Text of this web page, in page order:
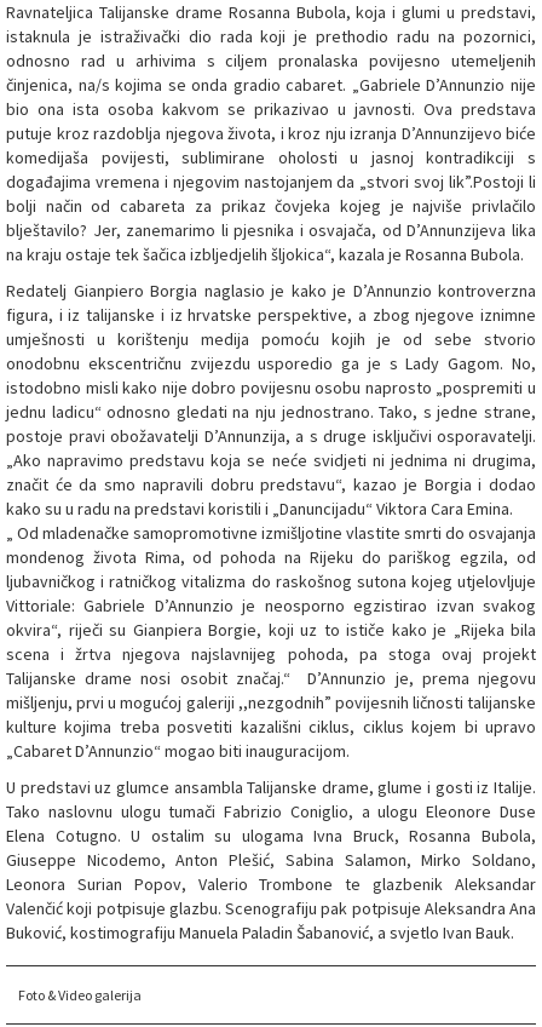
Ravnateljica Talijanske drame Rosanna Bubola, koja i glumi u predstavi,
istaknula je istraživački dio rada koji je prethodio radu na pozornici,
odnosno rad u arhivima s ciljem pronalaska povijesno utemeljenih
činjenica, na/s kojima se onda gradio cabaret. „Gabriele D’Annunzio nije
bio ona ista osoba kakvom se prikazivao u javnosti. Ova predstava
putuje kroz razdoblja njegova života, i kroz nju izranja D’Annunzijevo biće
komedijaša povijesti, sublimirane oholosti u jasnoj kontradikciji s
događajima vremena i njegovim nastojanjem da „stvori svoj lik”.Postoji li
bolji način od cabareta za prikaz čovjeka kojeg je najviše privlačilo
blještavilo? Jer, zanemarimo li pjesnika i osvajača, od D’Annunzijeva lika
na kraju ostaje tek šačica izbljedjelih šljokica“, kazala je Rosanna Bubola.
Redatelj Gianpiero Borgia naglasio je kako je D’Annunzio kontroverzna
figura, i iz talijanske i iz hrvatske perspektive, a zbog njegove iznimne
umješnosti u korištenju medija pomoću kojih je od sebe stvorio
onodobnu ekscentričnu zvijezdu usporedio ga je s Lady Gagom. No,
istodobno misli kako nije dobro povijesnu osobu naprosto „pospremiti u
jednu ladicu“ odnosno gledati na nju jednostrano. Tako, s jedne strane,
postoje pravi obožavatelji D’Annunzija, a s druge isključivi osporavatelji.
„Ako napravimo predstavu koja se neće svidjeti ni jednima ni drugima,
značit će da smo napravili dobru predstavu“, kazao je Borgia i dodao
kako su u radu na predstavi koristili i „Danuncijadu“ Viktora Cara Emina.
„ Od mladenačke samopromotivne izmišljotine vlastite smrti do osvajanja
mondenog života Rima, od pohoda na Rijeku do pariškog egzila, od
ljubavničkog i ratničkog vitalizma do raskošnog sutona kojeg utjelovljuje
Vittoriale: Gabriele D’Annunzio je neosporno egzistirao izvan svakog
okvira“, riječi su Gianpiera Borgie, koji uz to ističe kako je „Rijeka bila
scena i žrtva njegova najslavnijeg pohoda, pa stoga ovaj projekt
Talijanske drame nosi osobit značaj.“ D’Annunzio je, prema njegovu
mišljenju, prvi u mogućoj galeriji ,,nezgodnih” povijesnih ličnosti talijanske
kulture kojima treba posvetiti kazališni ciklus, ciklus kojem bi upravo
„Cabaret D’Annunzio“ mogao biti inauguracijom.
U predstavi uz glumce ansambla Talijanske drame, glume i gosti iz Italije.
Tako naslovnu ulogu tumači Fabrizio Coniglio, a ulogu Eleonore Duse
Elena Cotugno. U ostalim su ulogama Ivna Bruck, Rosanna Bubola,
Giuseppe Nicodemo, Anton Plešić, Sabina Salamon, Mirko Soldano,
Leonora Surian Popov, Valerio Trombone te glazbenik Aleksandar
Valenčić koji potpisuje glazbu. Scenografiju pak potpisuje Aleksandra Ana
Buković, kostimografiju Manuela Paladin Šabanović, a svjetlo Ivan Bauk.
Foto & Video galerija